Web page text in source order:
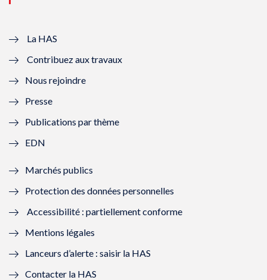
l
l
f
n
ê
t
r
e
e
e
n
ê
r
ê
t
e
ê
La HAS
Contribuez aux travaux
Nous rejoindre
Presse
Publications par thème
EDN
Marchés publics
Protection des données personnelles
Accessibilité : partiellement conforme
Mentions légales
Lanceurs d’alerte : saisir la HAS
Contacter la HAS